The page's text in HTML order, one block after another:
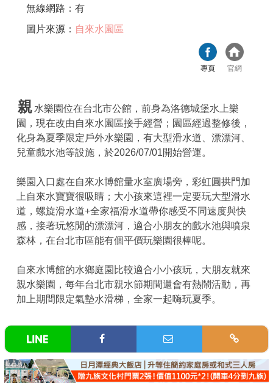
無線網路：有
圖片來源： 自來水園區
專頁 官網
親 水樂園位在台北市公館，前身為洛德城堡水上樂
園，現在改由自來水園區接手經營；園區經過整修後，
化身為夏季限定戶外水樂園，有大型滑水道、漂漂河、
兒童戲水池等設施，於2026/07/01開始營運。
樂園入口處在自來水博館量水室廣場旁，彩虹圓拱門加
上自來水寶寶很吸睛；大小孩來這裡一定要玩大型滑水
道，螺旋滑水道+全家福滑水道帶你感受不同速度與快
感，接著玩悠閒的漂漂河，適合小朋友的戲水池與噴泉
森林，在台北市區能有個平價玩樂園很棒呢。
自來水博館的水鄉庭園比較適合小小孩玩，大朋友就來
親水樂園，每年台北市親水節期間還會有熱鬧活動，再
加上期間限定氣墊水滑梯，全家一起嗨玩夏季。